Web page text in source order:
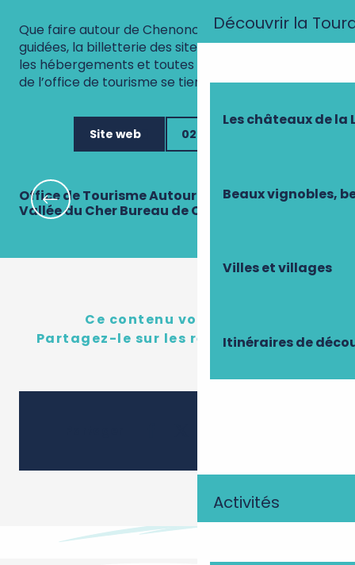
Découvrir la
Les châteaux de la
Beaux vignobles,
Villes et villages
Itinéraires de
Activités
Que faire autour de Chenonceaux ? Pour les visites
guidées, la billetterie des sites de visite, mais aussi
les hébergements et toutes autres infos, l’équipe
de l’office de tourisme se tient à votre service
Site web 02 47 23 94 45
Office de Tourisme Autour de Chenonceaux,
Vallée du Cher Bureau de Chenonceaux
Ce contenu vous a plu ?
Partagez-le sur les réseau sociaux !